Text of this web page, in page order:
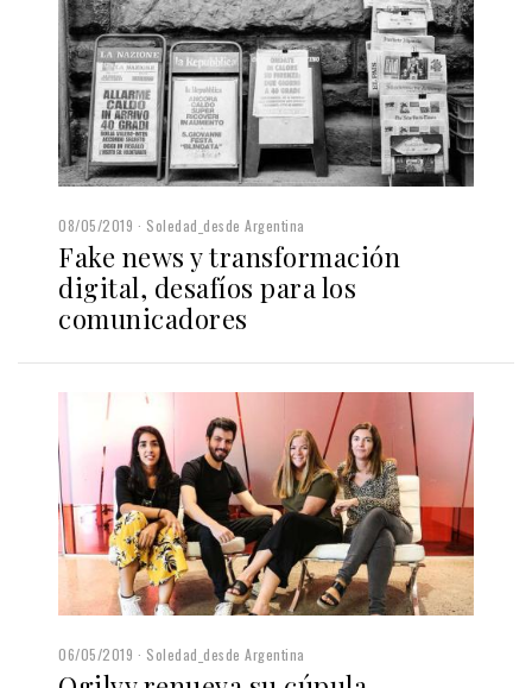
08/05/2019 Soledad_desde Argentina
Fake news y transformación
digital, desafíos para los
comunicadores
06/05/2019 Soledad_desde Argentina